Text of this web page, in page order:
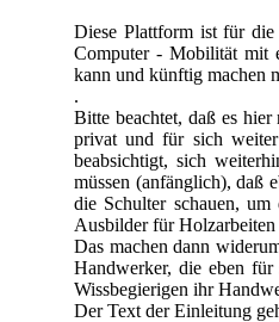
Diese Plattform ist für
Computer -Mobilität mit
kann und künftig machen
.
Bitte beachtet, daß es
privat und für sich
beabsichtigt, sich
müssen (anfänglich), daß
die Schulter schauen,
Ausbilder für Holzarbeiten
Das machen dann
Handwerker, die eben für
Wissbegierigen ihr
Der Text der Einleitung